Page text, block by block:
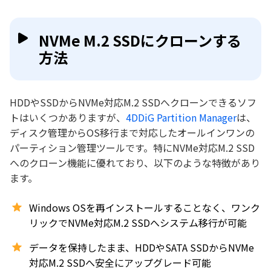
NVMe M.2 SSDにクローンする
方法
HDDやSSDからNVMe対応M.2 SSDへクローンできるソフ
トはいくつかありますが、 4DDiG Partition Managerは、
ディスク管理からOS移行まで対応したオールインワンの
パーティション管理ツールです。特にNVMe対応M.2 SSD
へのクローン機能に優れており、以下のような特徴があり
ます。
Windows OSを再インストールすることなく、ワンク
リックでNVMe対応M.2 SSDへシステム移行が可能
データを保持したまま、HDDやSATA SSDからNVMe
対応M.2 SSDへ安全にアップグレード可能